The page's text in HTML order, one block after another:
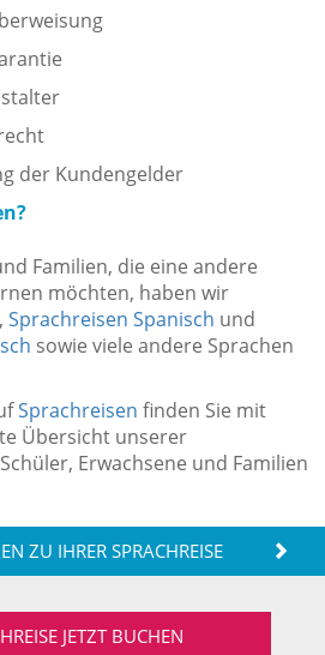
der Kundengelder
Familien, die eine andere
möchten, haben wir
, Sprachreisen Spanisch und
sowie viele andere Sprachen
Sprachreisen finden Sie mit
Übersicht unserer
Erwachsene und Familien
ZU IHRER SPRACHREISE
JETZT BUCHEN